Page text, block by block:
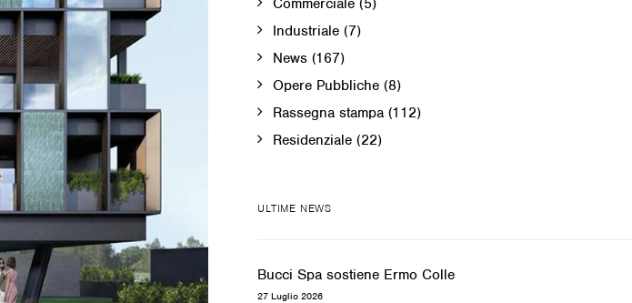
Commerciale (5)
Industriale (7)
News (167)
Opere Pubbliche (8)
Rassegna stampa (112)
Residenziale (22)
ULTIME NEWS
Bucci Spa sostiene Ermo Colle
27 Luglio 2026